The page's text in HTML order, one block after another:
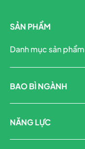
SẢN PHẨM
Danh mục sản phẩm
BAO BÌ NGÀNH
NĂNG LỰC